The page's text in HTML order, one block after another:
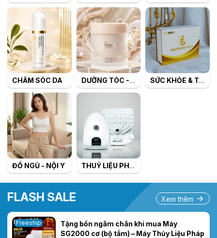
CHĂM SÓC DA DƯỠNG TÓC - TẠO KIỂU TÓC SỨC KHỎE & TIÊU DÙNG
ĐỒ NGỦ - NỘI Y THUỶ LIỆU PHÁP
FLASH SALE
Freeship
Tặng bồn ngâm chân khi mua Máy
SG2000 cơ (bộ tắm) – Máy Thủy Liệu Pháp
Xem thêm